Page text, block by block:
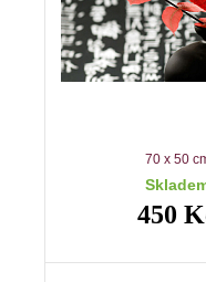
70 x 50
450